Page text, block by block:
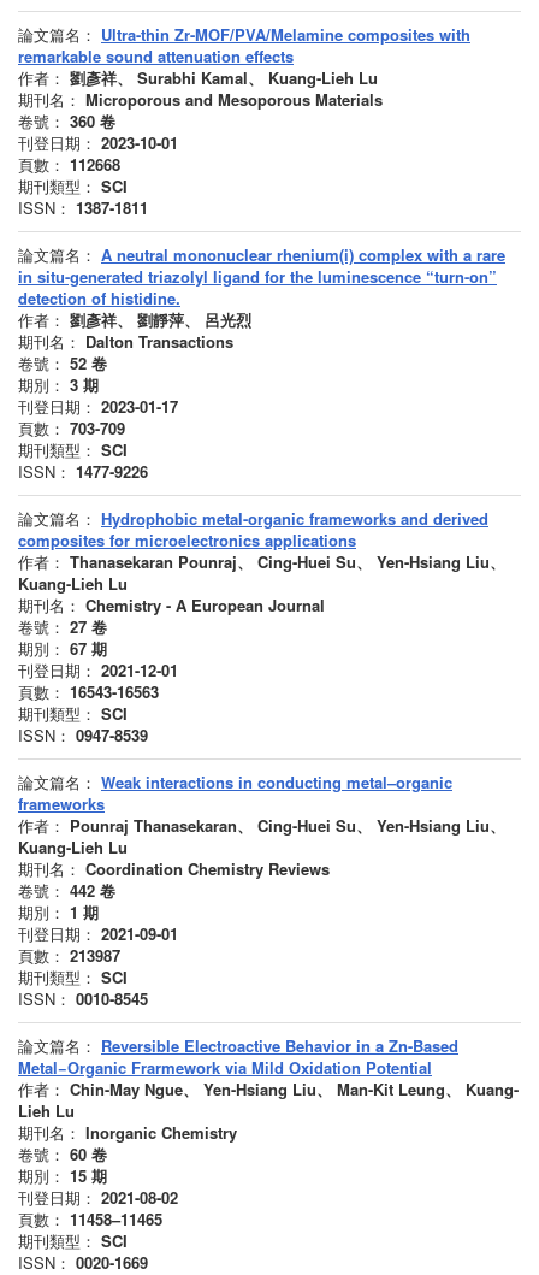
論文篇名： Ultra-thin Zr-MOF/PVA/Melamine composites with
remarkable sound attenuation effects
作者： 劉彥祥、 Surabhi Kamal、 Kuang-Lieh Lu
期刊名： Microporous and Mesoporous Materials
卷號： 360 卷
刊登日期： 2023-10-01
頁數： 112668
期刊類型： SCI
ISSN： 1387-1811
論文篇名： A neutral mononuclear rhenium(i) complex with a rare
in situ-generated triazolyl ligand for the luminescence “turn-on”
detection of histidine.
作者： 劉彥祥、 劉靜萍、 呂光烈
期刊名： Dalton Transactions
卷號： 52 卷
期別： 3 期
刊登日期： 2023-01-17
頁數： 703-709
期刊類型： SCI
ISSN： 1477-9226
論文篇名： Hydrophobic metal-organic frameworks and derived
composites for microelectronics applications
作者： Thanasekaran Pounraj、 Cing-Huei Su、 Yen-Hsiang Liu、
Kuang-Lieh Lu
期刊名： Chemistry - A European Journal
卷號： 27 卷
期別： 67 期
刊登日期： 2021-12-01
頁數： 16543-16563
期刊類型： SCI
ISSN： 0947-8539
論文篇名： Weak interactions in conducting metal–organic
frameworks
作者： Pounraj Thanasekaran、 Cing-Huei Su、 Yen-Hsiang Liu、
Kuang-Lieh Lu
期刊名： Coordination Chemistry Reviews
卷號： 442 卷
期別： 1 期
刊登日期： 2021-09-01
頁數： 213987
期刊類型： SCI
ISSN： 0010-8545
論文篇名： Reversible Electroactive Behavior in a Zn-Based
Metal−Organic Frarmework via Mild Oxidation Potential
作者： Chin-May Ngue、 Yen-Hsiang Liu、 Man-Kit Leung、 Kuang-
Lieh Lu
期刊名： Inorganic Chemistry
卷號： 60 卷
期別： 15 期
刊登日期： 2021-08-02
頁數： 11458–11465
期刊類型： SCI
ISSN： 0020-1669